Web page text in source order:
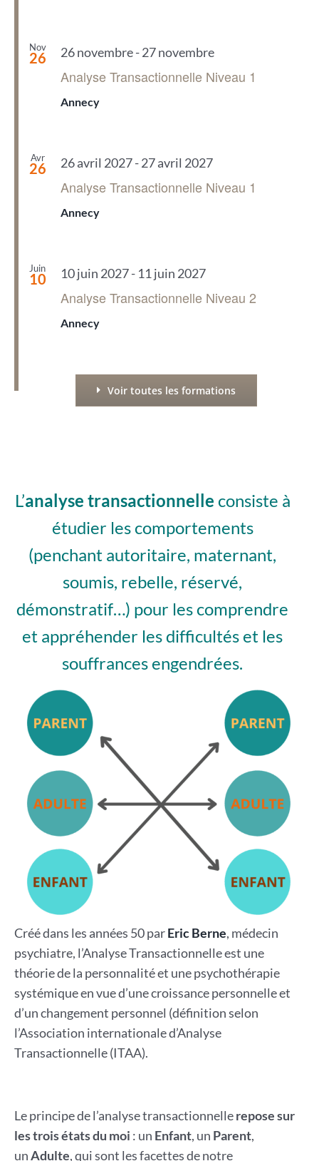
Nov
26 26 novembre-27 novembre
Analyse Transactionnelle Niveau 1
Annecy
Avr
26 26 avril 2027-27 avril 2027
Analyse Transactionnelle Niveau 1
Annecy
Juin
10 10 juin 2027- 11 juin 2027
Analyse Transactionnelle Niveau 2
Annecy
Voir toutes les formations
L’analyse transactionnelle consiste à
étudier les comportements
(penchant autoritaire, maternant,
soumis, rebelle, réservé,
démonstratif…) pour les comprendre
et appréhender les difficultés et les
souffrances engendrées.
Créé dans les années 50 parEric Berne, médecin
psychiatre, l’Analyse Transactionnelle est une
théorie de la personnalité et une psychothérapie
systémique en vue d’une croissance personnelle et
d’un changement personnel (définition selon
l’Association internationale d’Analyse
Transactionnelle (ITAA).
Le principe de l’analyse transactionnellerepose sur
les trois états du moi : un Enfant, un Parent,
unAdulte, qui sont les facettes de notre